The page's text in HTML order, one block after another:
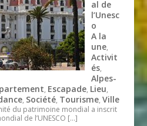
al de
l’Unesc
o
A la
une,
Activit
és,
Alpes-
, Escapade, Lieu,
, Société, Tourisme,Ville
du patrimoine mondial a inscrit
de l’UNESCO […]